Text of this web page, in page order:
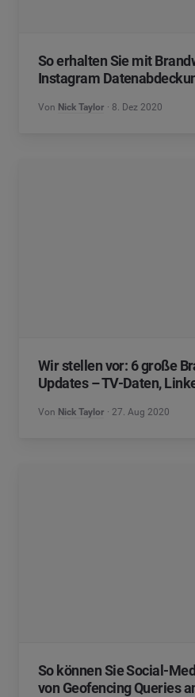
So erhalten Sie mit
Instagram
Von Nick Taylor 8. Dez 2020
Wir stellen vor: 6 große
Updates – TV-Daten,
Von Nick Taylor 27. Aug 2020
So können Sie Social-
von Geofencing Queries